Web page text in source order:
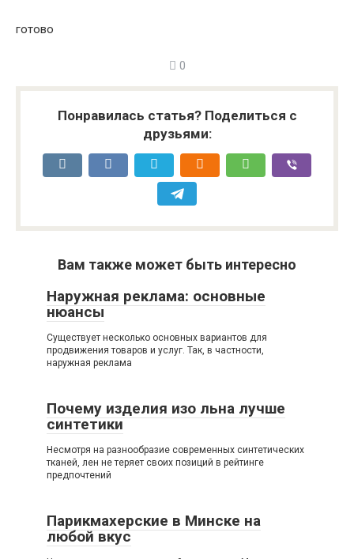
готово
0
Понравилась статья? Поделиться с
друзьями:
Вам также может быть интересно
Наружная реклама: основные
нюансы
Существует несколько основных вариантов для
продвижения товаров и услуг. Так, в частности,
наружная реклама
Почему изделия изо льна лучше
синтетики
Несмотря на разнообразие современных синтетических
тканей, лен не теряет своих позиций в рейтинге
предпочтений
Парикмахерские в Минске на
любой вкус